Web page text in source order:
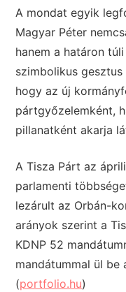
A mondat egyik
Magyar Péter
hanem a határon
szimbolikus
hogy az új
pártgyőzelemként,
pillanatként akarja
A Tisza Párt az
parlamenti
lezárult az Orbán-
arányok szerint a
KDNP 52
mandátummal ül be
(portfolio.hu)